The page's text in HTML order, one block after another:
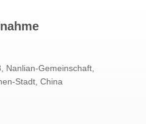
Nanlian-Gemeinschaft,
Stadt, China